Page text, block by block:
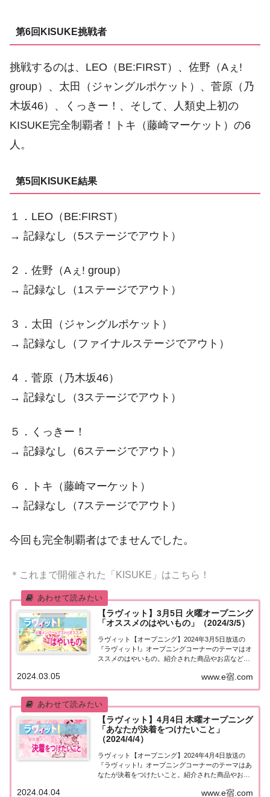
第6回KISUKE挑戦者
挑戦するのは、LEO（BE:FIRST）、佐野（Aぇ!
group）、太田（ジャングルポケット）、菅原（乃
木坂46）、くっきー！、そして、人類史上初の
KISUKE完全制覇者！トキ（藤崎マーケット）の6
人。
第5回KISUKE結果
１．LEO（BE:FIRST）
→ 記録なし（5ステージでアウト）
２．佐野（Aぇ! group）
→ 記録なし（1ステージでアウト）
３．太田（ジャングルポケット）
→ 記録なし（ファイナルステージでアウト）
４．菅原（乃木坂46）
→ 記録なし（3ステージでアウト）
５．くっきー！
→ 記録なし（6ステージでアウト）
６．トキ（藤崎マーケット）
→ 記録なし（7ステージでアウト）
今回も完全制覇者はでませんでした。
＊これまで開催された「KISUKE」はこちら！
【ラヴィット】3月5日 火曜オープニング
「オススメのはやいもの」（2024/3/5）
ラヴィット【オープニング】2024年3月5日放送の
『ラヴィット!』オープニングコーナーのテーマはオ
ススメのはやいもの。紹介された商品やお店などを
はやいもの今日3月5日はインスタントラーメンの生
みの親、安藤百福の日。世界初のインスタント...
www.e宿.com
2024.03.05
【ラヴィット】4月4日 木曜オープニング
「あなたが決着をつけたいこと」
（2024/4/4）
ラヴィット【オープニング】2024年4月4日放送の
『ラヴィット!』オープニングコーナーのテーマはあ
なたが決着をつけたいこと。紹介された商品やお店
たが決着をつけたいこと今日4月4日は「遠山の金さ
www.e宿.com
2024.04.04